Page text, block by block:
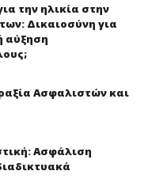
την ηλικία στην
Δικαιοσύνη για
αύξηση
Ασφαλιστών και
Ασφάλιση